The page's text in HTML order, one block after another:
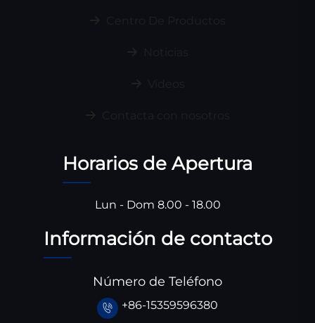
Horarios de Apertura
Lun - Dom 8.00 - 18.00
Información de contacto
Número de Teléfono
+86-15359596380